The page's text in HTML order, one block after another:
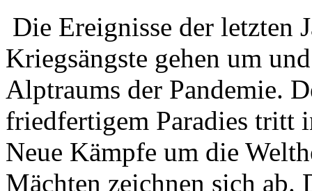
Die Ereignisse der letzten
Kriegsängste gehen um
Alptraums der Pandemie.
friedfertigem Paradies tritt
Neue Kämpfe um die
Mächten zeichnen sich